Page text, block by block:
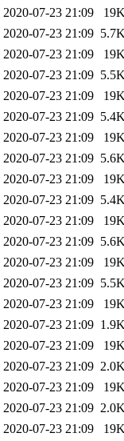
2020-07-23 21:09
2020-07-23 21:09
2020-07-23 21:09
2020-07-23 21:09
2020-07-23 21:09
2020-07-23 21:09
2020-07-23 21:09
2020-07-23 21:09
2020-07-23 21:09
2020-07-23 21:09
2020-07-23 21:09
2020-07-23 21:09
2020-07-23 21:09
2020-07-23 21:09
2020-07-23 21:09
2020-07-23 21:09
2020-07-23 21:09
2020-07-23 21:09
2020-07-23 21:09
2020-07-23 21:09
2020-07-23 21:09